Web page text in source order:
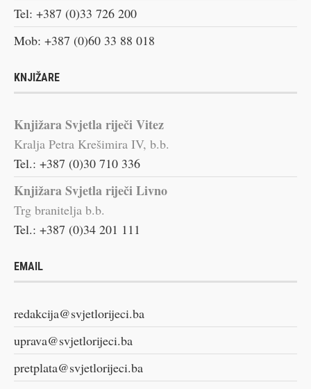
Tel: +387 (0)33 726 200
Mob: +387 (0)60 33 88 018
KNJIŽARE
Knjižara Svjetla riječi Vitez
Kralja Petra Krešimira IV, b.b.
Tel.: +387 (0)30 710 336
Knjižara Svjetla riječi Livno
Trg branitelja b.b.
Tel.: +387 (0)34 201 111
EMAIL
redakcija@svjetlorijeci.ba
uprava@svjetlorijeci.ba
pretplata@svjetlorijeci.ba